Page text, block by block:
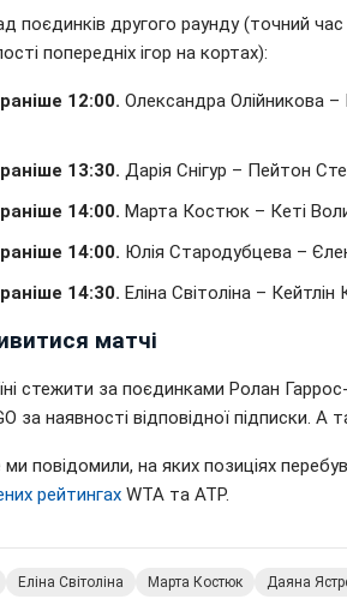
поєдинків другого раунду (точний
попередніх ігор на кортах):
12:00. Олександра Олійникова –
13:30. Дарія Снігур – Пейтон
14:00. Марта Костюк – Кеті
14:00. Юлія Стародубцева –
14:30. Еліна Світоліна –
матчі
стежити за поєдинками Ролан
за наявності відповідної підписки.
ми повідомили, на яких позиціях
рейтингах WTA та ATP.
Еліна Світоліна Марта Костюк Даяна